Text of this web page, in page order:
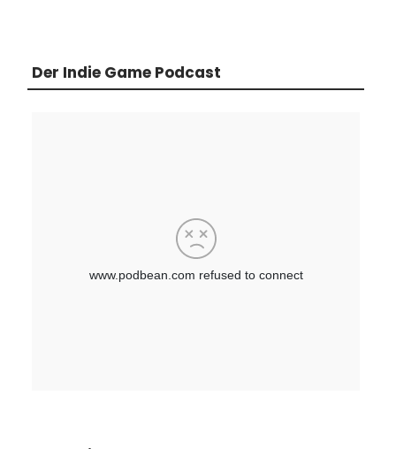
Der Indie Game Podcast